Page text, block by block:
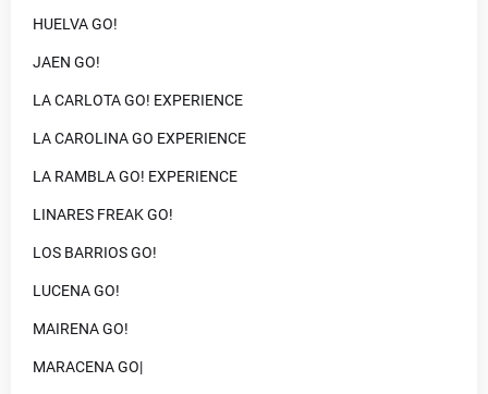
HUELVA GO!
JAEN GO!
LA CARLOTA GO! EXPERIENCE
LA CAROLINA GO EXPERIENCE
LA RAMBLA GO! EXPERIENCE
LINARES FREAK GO!
LOS BARRIOS GO!
LUCENA GO!
MAIRENA GO!
MARACENA GO|